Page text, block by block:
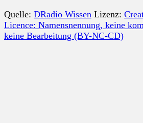
Quelle: DRadio Wissen Lizenz:
Licence: Namensnennung, keine
keine Bearbeitung (BY-NC-CD)